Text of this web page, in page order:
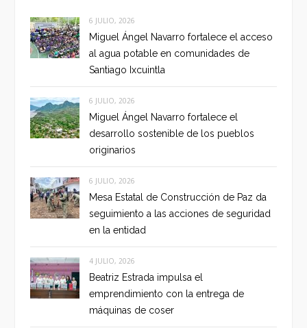
6 JULIO, 2026
Miguel Ángel Navarro fortalece el acceso
al agua potable en comunidades de
Santiago Ixcuintla
6 JULIO, 2026
Miguel Ángel Navarro fortalece el
desarrollo sostenible de los pueblos
originarios
6 JULIO, 2026
Mesa Estatal de Construcción de Paz da
seguimiento a las acciones de seguridad
en la entidad
4 JULIO, 2026
Beatriz Estrada impulsa el
emprendimiento con la entrega de
máquinas de coser